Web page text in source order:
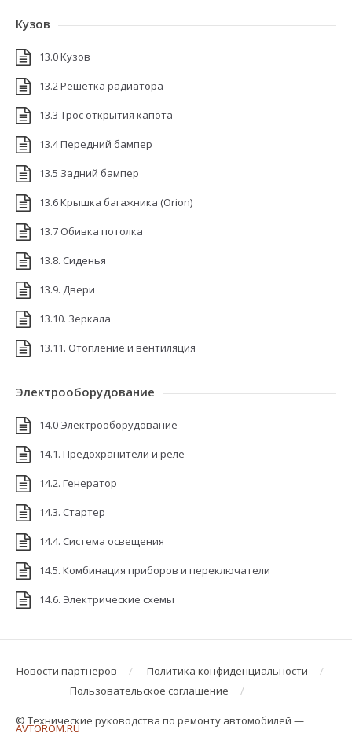
Кузов
13.0 Кузов
13.2 Решетка радиатора
13.3 Трос открытия капота
13.4 Передний бампер
13.5 Задний бампер
13.6 Крышка багажника (Orion)
13.7 Обивка потолка
13.8. Сиденья
13.9. Двери
13.10. Зеркала
13.11. Отопление и вентиляция
Электрооборудование
14.0 Электрооборудование
14.1. Предохранители и реле
14.2. Генератор
14.3. Стартер
14.4. Система освещения
14.5. Комбинация приборов и переключатели
14.6. Электрические схемы
Новости партнеров
Политика конфиденциальности
Пользовательское соглашение
© Технические руководства по ремонту автомобилей —
AVTOROM.RU